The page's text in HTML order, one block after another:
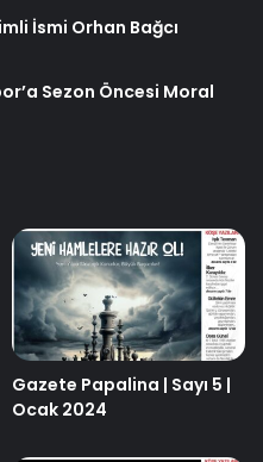
İsmi Orhan Bağcı
Sezon Öncesi Moral
Gazete Papalina | Sayı 5 |
Ocak 2024